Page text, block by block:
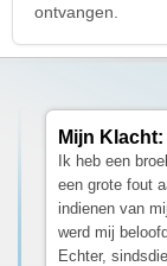
ontvangen.
Mijn Klacht:
Ik heb een
een grote fout
indienen van
werd mij
Echter,